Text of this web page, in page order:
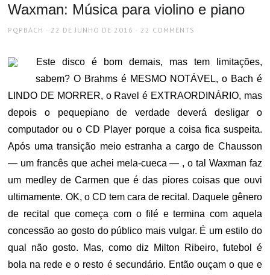
Waxman: Música para violino e piano
AUTHOR
PQPBACH
POSTED
22 DE JUNHO DE 2016 22 COMMENTS
Este disco é bom demais, mas tem limitações,
sabem? O Brahms é MESMO NOTÁVEL, o Bach é
LINDO DE MORRER, o Ravel é EXTRAORDINÁRIO, mas
depois o pequepiano de verdade deverá desligar o
computador ou o CD Player porque a coisa fica suspeita.
Após uma transição meio estranha a cargo de Chausson
— um francês que achei mela-cueca — , o tal Waxman faz
um medley de Carmen que é das piores coisas que ouvi
ultimamente. OK, o CD tem cara de recital. Daquele gênero
de recital que começa com o filé e termina com aquela
concessão ao gosto do público mais vulgar. É um estilo do
qual não gosto. Mas, como diz Milton Ribeiro, futebol é
bola na rede e o resto é secundário. Então ouçam o que e